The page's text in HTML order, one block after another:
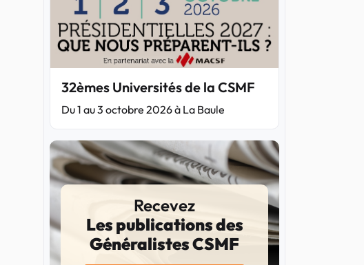
32èmes Universités de la CSMF
Du 1 au 3 octobre 2026 à La Baule
Recevez
Les publications des
Généralistes CSMF